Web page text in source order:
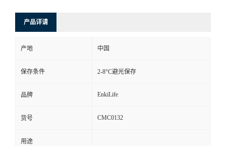
产品详请
产地 中国
保存条件 2-8°C避光保存
品牌 EnkiLife
货号 CMC0132
用途